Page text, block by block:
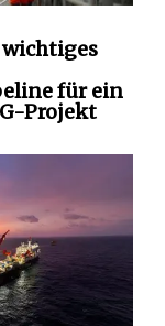
für ein
Projekt